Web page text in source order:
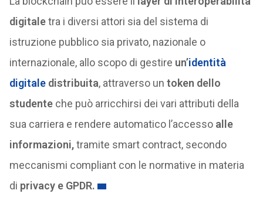
digitaletra i diversi attori sia del sistema di
istruzione pubblico sia privato, nazionale o
internazionale, allo scopo di gestire un’identità
digitaledistribuita, attraverso un token dello
studenteche può arricchirsi dei vari attributi della
sua carriera e rendere automatico l’accesso alle
informazioni,tramite smart contract, secondo
meccanismi compliant con le normative in materia
di privacy e GPDR.